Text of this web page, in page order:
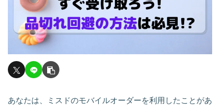
あなたは、ミスドのモバイルオーダーを利用したことがあ